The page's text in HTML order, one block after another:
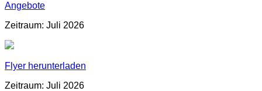
Angebote
Zeitraum: Juli 2026
Flyer herunterladen
Zeitraum: Juli 2026